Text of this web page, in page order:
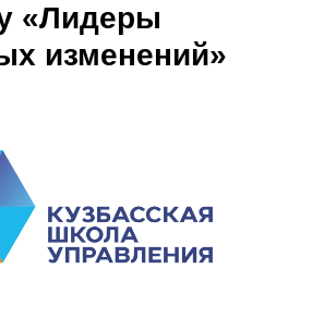
«Лидеры
изменений»